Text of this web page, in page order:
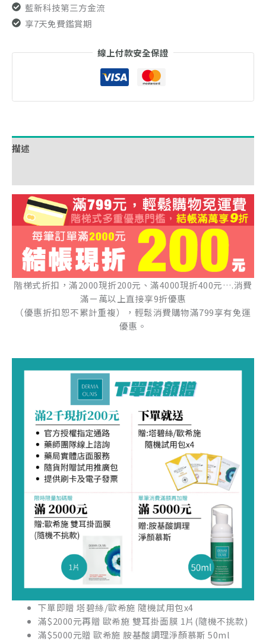
藍新科技第三方金流
享7天免費鑑賞期
線上付款安全保證
描述
階梯式折扣，滿2000現折200元、滿4000現折400元….消費
滿ㄧ萬以上直接享9折優惠
（優惠折扣恕不累計重複），輕鬆消費購物滿799享有免運
優惠。
下單即贈 塔碧絲/歐希施 隨機試用包x4
滿$2000元再贈 歐希施 雙耳掛面膜 1片(隨機不挑款)
滿$5000元贈 歐希施 胺基酸調理淨顏慕斯 50ml